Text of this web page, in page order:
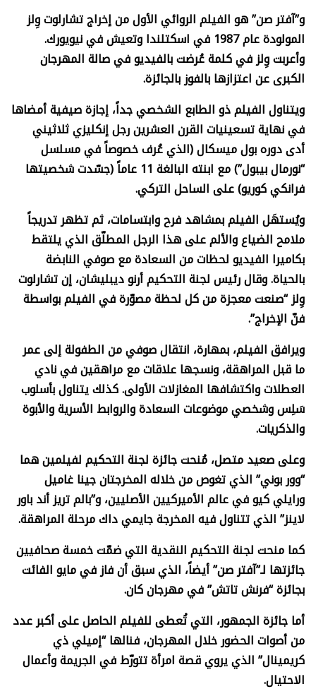
و”آفتر صن” هو الفيلم الروائي الأول من إخراج تشارلوت وِلز
المولودة عام 1987 في اسكتلندا وتعيش في نيويورك.
وأعربت وِلز في كلمة عُرضت بالفيديو في صالة المهرجان
الكبرى عن اعتزازها بالفوز بالجائزة.
ويتناول الفيلم ذو الطابع الشخصي جداً، إجازة صيفية أمضاها
في نهاية تسعينيات القرن العشرين رجل إنكليزي ثلاثيني
أدى دوره بول ميسكال (الذي عُرف خصوصاً في مسلسل
“نورمال بيبول”) مع ابنته البالغة 11 عاماً (جسّدت شخصيتها
فرانكي كوريو) على الساحل التركي.
ويُستهَل الفيلم بمشاهد فرح وابتسامات، ثم تظهر تدريجاً
ملامح الضياع والألم على هذا الرجل المطلّق الذي يلتقط
بكاميرا الفيديو لحظات من السعادة مع صوفي النابضة
بالحياة. وقال رئيس لجنة التحكيم أرنو ديبليشان، إن تشارلوت
وِلز “صنعت معجزة من كل لحظة مصوّرة في الفيلم بواسطة
فنّ الإخراج”.
ويرافق الفيلم، بمهارة، انتقال صوفي من الطفولة إلى عمر
ما قبل المراهقة، ونسجها علاقات مع مراهقين في نادي
العطلات واكتشافها المغازلات الأولى. كذلك يتناول بأسلوب
سَلِس وشخصي موضوعات السعادة والروابط الأسرية والأبوة
والذكريات.
وعلى صعيد متصل، مُنحت جائزة لجنة التحكيم لفيلمين هما
“وور بوني” الذي تغوص من خلاله المخرجتان جينا غاميل
ورايلي كيو في عالم الأميركيين الأصليين، و”بالم تريز أند باور
لاينز” الذي تتناول فيه المخرجة جايمي داك مرحلة المراهقة.
كما منحت لجنة التحكيم النقدية التي ضمّت خمسة صحافيين
جائزتها لـ”آفتر صن” أيضاً، الذي سبق أن فاز في مايو الفائت
بجائزة “فرنش تاتش” في مهرجان كان.
أما جائزة الجمهور، التي تُعطى للفيلم الحاصل على أكبر عدد
من أصوات الحضور خلال المهرجان، فنالها “إميلي ذي
كريمينال” الذي يروي قصة امرأة تتورّط في الجريمة وأعمال
الاحتيال.